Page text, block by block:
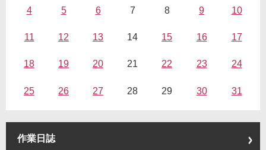
4 5 6 7 8 9 10
11 12 13 14 15 16 17
18 19 20 21 22 23 24
25 26 27 28 29 30 31
作業日誌